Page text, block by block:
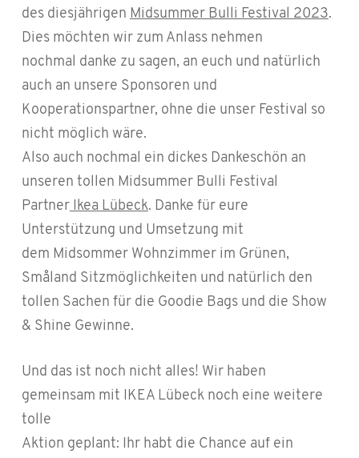
des diesjährigen Midsummer Bulli Festival 2023.
Dies möchten wir zum Anlass nehmen
nochmal danke zu sagen, an euch und natürlich
auch an unsere Sponsoren und
Kooperationspartner, ohne die unser Festival so
nicht möglich wäre.
Also auch nochmal ein dickes Dankeschön an
unseren tollen Midsummer Bulli Festival
PartnerIkea Lübeck. Danke für eure
Unterstützung und Umsetzung mit
dem Midsommer Wohnzimmer im Grünen,
Småland Sitzmöglichkeiten und natürlich den
tollen Sachen für die Goodie Bags und die Show
& Shine Gewinne.
Und das ist noch nicht alles! Wir haben
gemeinsam mit IKEA Lübeck noch eine weitere
tolle
Aktion geplant: Ihr habt die Chance auf ein